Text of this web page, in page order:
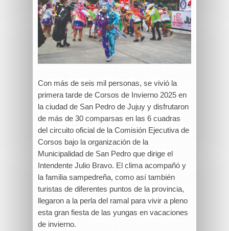
Con más de seis mil personas, se vivió la
primera tarde de Corsos de Invierno 2025 en
la ciudad de San Pedro de Jujuy y disfrutaron
de más de 30 comparsas en las 6 cuadras
del circuito oficial de la Comisión Ejecutiva de
Corsos bajo la organización de la
Municipalidad de San Pedro que dirige el
Intendente Julio Bravo. El clima acompañó y
la familia sampedreña, como así también
turistas de diferentes puntos de la provincia,
llegaron a la perla del ramal para vivir a pleno
esta gran fiesta de las yungas en vacaciones
de invierno.